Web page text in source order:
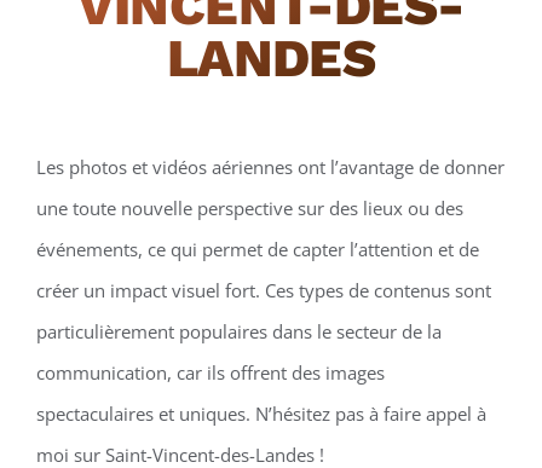
LANDES
Les photos et vidéos aériennes ont l’avantage de donner
une toute nouvelle perspective sur des lieux ou des
événements, ce qui permet de capter l’attention et de
créer un impact visuel fort. Ces types de contenus sont
particulièrement populaires dans le secteur de la
communication, car ils offrent des images
spectaculaires et uniques. N’hésitez pas à faire appel à
moi sur Saint-Vincent-des-Landes !